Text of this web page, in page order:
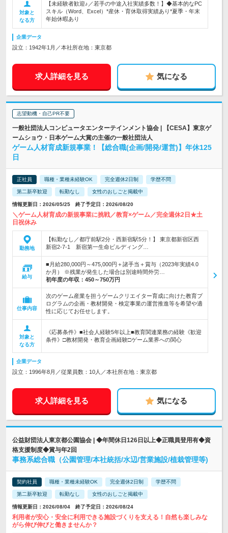
対象と
なる方
【未経験者歓迎♪／若手の中途入社実績多数！】◆基本的なPC
スキル（Word、Excel）*産休・育休取得実績あり*夏季・年末
年始休暇あり
企業データ
設立：1942年1月／本社所在地：東京都
求人詳細を見る 気になる
志望動機・自己PR不要
一般社団法人コンピュータエンターテインメント協会 | 【CESA】東京ゲ
ームショウ・日本ゲーム大賞の主催の一般社団法人
ゲーム人材育成新規事業！【総合職(企画/開発/運営)】年休125
日
正社員 職種・業種未経験OK 完全週休2日制 学歴不問
第二新卒歓迎 転勤なし 女性のおしごと掲載中
情報更新日：2026/05/25 終了予定日：2026/08/20
＼ゲーム人材育成の新規事業に挑戦／教育×ゲーム／完全週休2日★土
日祝休み
勤務地
【転勤なし／都庁前駅2分・西新宿駅5分！】 東京都新宿区西
新宿2-7-1 新宿第一生命ビルディング…
給与
■月給280,000円～475,000円＋諸手当＋賞与（2023年実績4.0
か月） ※残業が発生した場合は別途時間外労…
初年度の年収： 450～750万円
仕事内容
次のゲーム産業を担うゲームクリエイター育成に向けた教育プ
ログラムの企画・教材開発・検定事業の運営推進等を希望や適
性に応じてお任せします。
対象と
なる方
《応募条件》■社会人経験5年以上■教育関連業務の経験《歓迎
条件》□教材開発・教育企画経験□ゲーム業界への関心
企業データ
設立：1996年8月／従業員数：10人／本社所在地：東京都
求人詳細を見る 気になる
公益財団法人東京都公園協会 | ◆年間休日126日以上◆正職員登用有◆資
格支援制度◆賞与年2回
事務系総合職（公園管理/本社統括/水辺/営業施設/植栽管理等)
契約社員 職種・業種未経験OK 完全週休2日制 学歴不問
第二新卒歓迎 転勤なし 女性のおしごと掲載中
情報更新日：2026/08/04 終了予定日：2026/08/24
利用者が安心・安全に利用できる施設づくりを支える！自然も楽しみな
がら伸び伸びと働きませんか？